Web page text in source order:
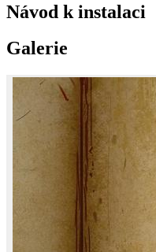
Návod k instalaci
Galerie